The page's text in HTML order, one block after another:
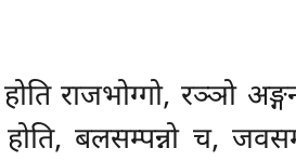
राजभोग्गो, रञ्ञो
बलसम्पन्नो च,